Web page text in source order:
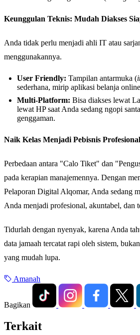
Keunggulan Teknis: Mudah Diakses
Anda tidak perlu menjadi ahli IT atau
menggunakannya.
User Friendly: Tampilan antarmuka (
sederhana, mirip aplikasi belanja
Multi-Platform: Bisa diakses lewat
lewat HP saat Anda sedang ngopi
genggaman.
Naik Kelas Menjadi Pebisnis Profesional
Perbedaan antara "Calo Tiket" dan
pada kerapian manajemennya. Dengan
Pelaporan Digital Alqomar, Anda sedang
Anda menjadi profesional, akuntabel, dan
Tidurlah dengan nyenyak, karena Anda
data jamaah tercatat rapi oleh sistem,
yang mudah lupa.
Amanah
Bagikan
Terkait